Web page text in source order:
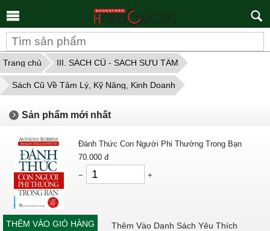
Trang chủ III. SÁCH CŨ - SÁCH SƯU TẦM
Sách Cũ Về Tâm Lý, Kỹ Năng, Kinh Doanh
Sản phẩm mới nhất
Đánh Thức Con Người Phi Thường Trong Bạn
70.000 đ
−
+
THÊM VÀO GIỎ HÀNG Thêm Vào Danh Sách Yêu Thích